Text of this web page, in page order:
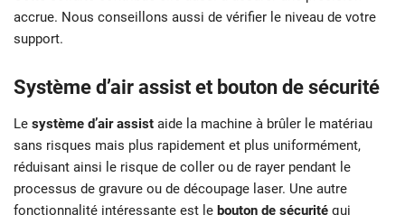
accrue. Nous conseillons aussi de vérifier le niveau de votre
support.
Système d’air assist et bouton de sécurité
Le système d’air assist aide la machine à brûler le matériau
sans risques mais plus rapidement et plus uniformément,
réduisant ainsi le risque de coller ou de rayer pendant le
processus de gravure ou de découpage laser. Une autre
fonctionnalité intéressante est le bouton de sécurité qui